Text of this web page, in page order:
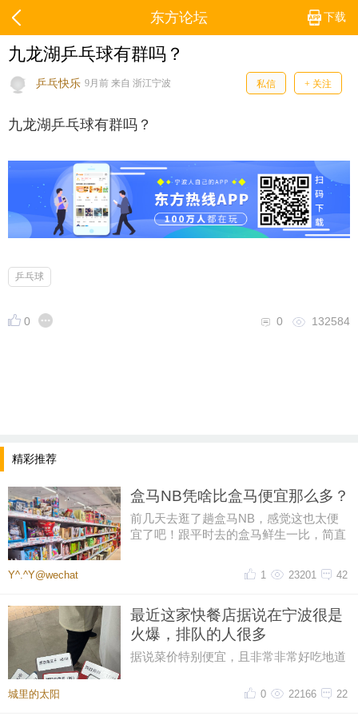
下载
东方论坛
九龙湖乒乓球有群吗？
乒乓快乐 9月前 来自 浙江宁波 私信 + 关注
九龙湖乒乓球有群吗？
乒乓球
0 132584
0
精彩推荐
盒马NB凭啥比盒马便宜那么多？
前几天去逛了趟盒马NB，感觉这也太便
宜了吧！跟平时去的盒马鲜生一比，简直
Y^.^Y@wechat 42
23201
1
最近这家快餐店据说在宁波很是
火爆，排队的人很多
据说菜价特别便宜，且非常非常好吃地道
城里的太阳 22
22166
0